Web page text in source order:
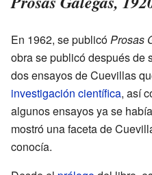
En 1962, se publicó Prosas
obra se publicó después de
dos ensayos de Cuevillas
investigación científica, así
algunos ensayos ya se
mostró una faceta de
conocía.